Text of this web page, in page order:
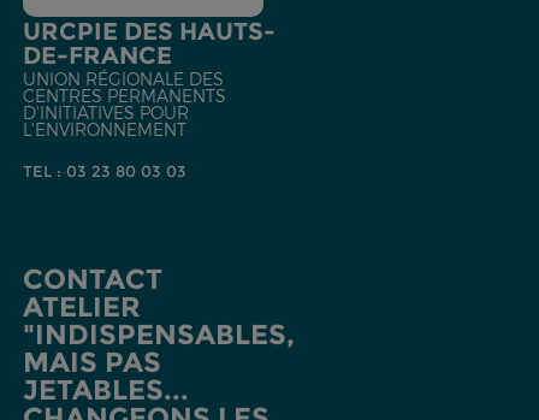
URCPIE DES HAUTS-
DE-FRANCE
UNION RÉGIONALE DES
CENTRES PERMANENTS
D'INITIATIVES POUR
L'ENVIRONNEMENT
TEL : 03 23 80 03 03
CONTACT
ATELIER
"INDISPENSABLES,
MAIS PAS
JETABLES...